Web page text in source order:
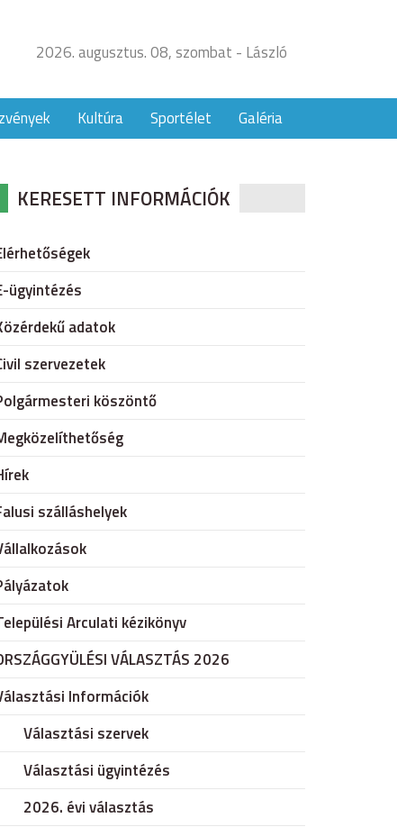
2026. augusztus. 08, szombat - László
Kultúra Sportélet Galéria
KERESETT INFORMÁCIÓK
ügyintézés
adatok
szervezetek
köszöntő
szálláshelyek
Arculati kézikönyv
VÁLASZTÁS 2026
Információk
Választási szervek
Választási ügyintézés
2026. évi választás